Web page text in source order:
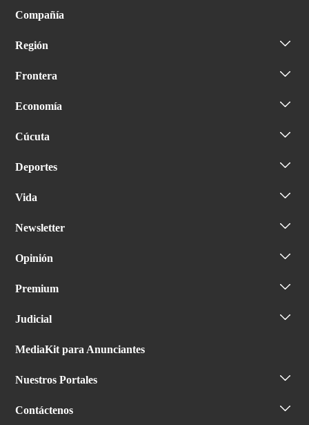
Compañía
Región
Frontera
Economía
Cúcuta
Deportes
Vida
Newsletter
Opinión
Premium
Judicial
MediaKit para Anunciantes
Nuestros Portales
Contáctenos